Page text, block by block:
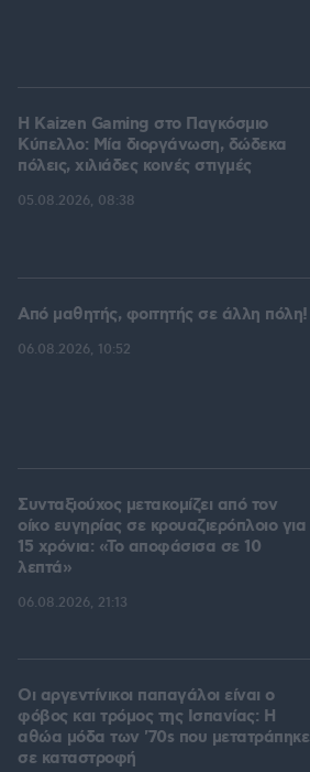
H Kaizen Gaming στο Παγκόσμιο
Kύπελλο: Μία διοργάνωση, δώδεκα
πόλεις, χιλιάδες κοινές στιγμές
05.08.2026, 08:38
Από μαθητής, φοιτητής σε άλλη πόλη!
06.08.2026, 10:52
Συνταξιούχος μετακομίζει από τον
οίκο ευγηρίας σε κρουαζιερόπλοιο για
15 χρόνια: «Το αποφάσισα σε 10
λεπτά»
06.08.2026, 21:13
Οι αργεντίνικοι παπαγάλοι είναι ο
φόβος και τρόμος της Ισπανίας: Η
αθώα μόδα των '70s που μετατράπηκε
σε καταστροφή